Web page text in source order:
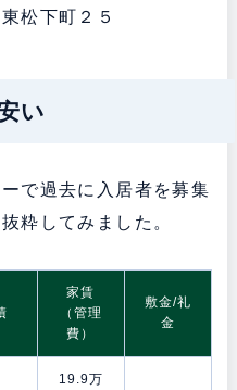
松下町２５
い
で過去に入居者を募集
粋してみました。
家賃
（管理
費）
敷金/礼
金
19.9万